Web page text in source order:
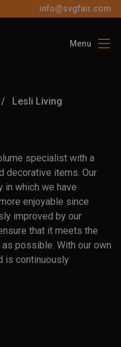
info@svgfair.com
Menu
Contactez
BILLETS
/ Lesli Living
specialist with a
decorative items. Our
in which we have
enjoyable since
improved by our
that it meets the
possible. With our own
is continuously